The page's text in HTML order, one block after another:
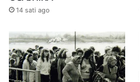
14 sati ago